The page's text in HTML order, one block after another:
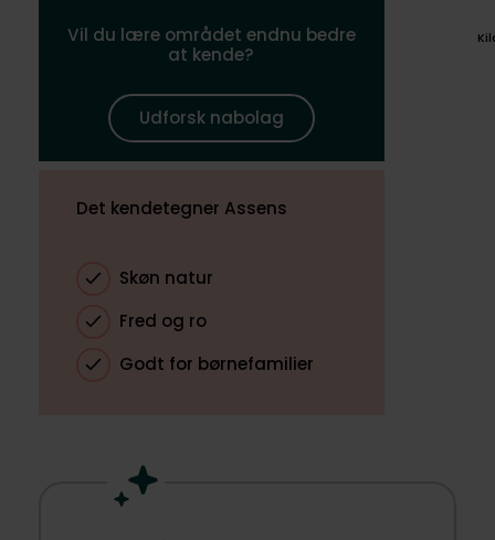
Vil du lære området endnu bedre
at kende?
Udforsk nabolag
Det kendetegner Assens
Skøn natur
Fred og ro
Godt for børnefamilier